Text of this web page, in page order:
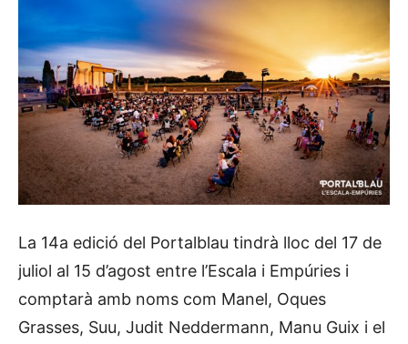
La 14a edició del Portalblau tindrà lloc del 17 de
juliol al 15 d’agost entre l’Escala i Empúries i
comptarà amb noms com Manel, Oques
Grasses, Suu, Judit Neddermann, Manu Guix i el